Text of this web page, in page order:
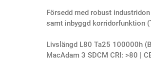
Försedd med robust
samt inbyggd korridorfunktion
Livslängd L80 Ta25 100000h
MacAdam 3 SDCM CRI: >80 |